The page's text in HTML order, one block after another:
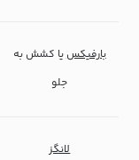
بارفیکسیا کشش به
جلو
لانگز